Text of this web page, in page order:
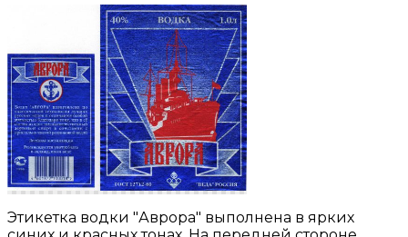
Этикетка водки "Аврора" выполнена в ярких